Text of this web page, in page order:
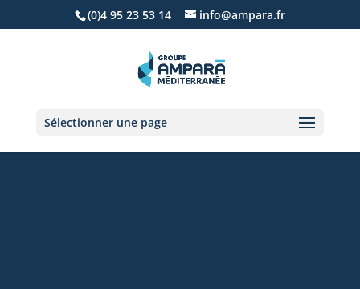
(0)4 95 23 53 14 info@ampara.fr
Sélectionner une page